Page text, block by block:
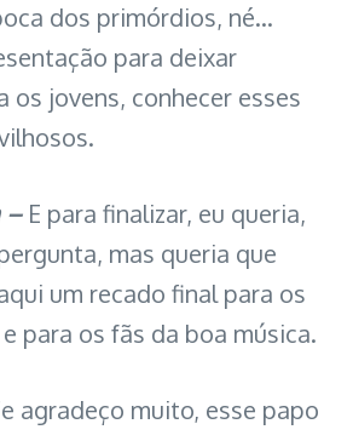
dos primórdios, né…
para deixar
os jovens, conhecer esses
–E para finalizar, eu queria,
mas queria que
um recado final para os
para os fãs da boa música.
agradeço muito, esse papo